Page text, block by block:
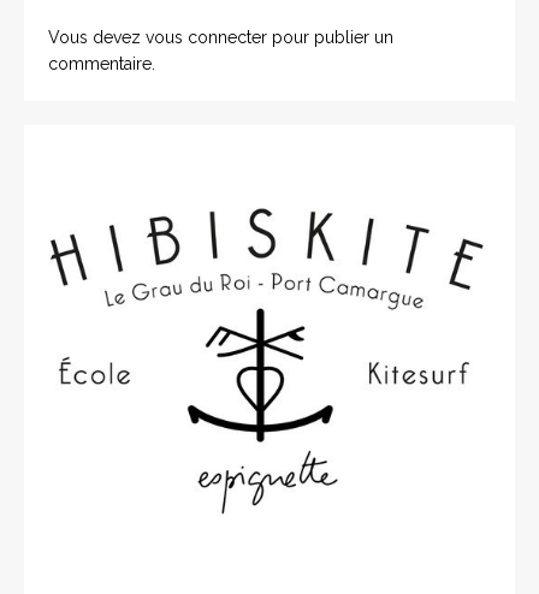
Vous devez vous connecter pour publier un
commentaire.